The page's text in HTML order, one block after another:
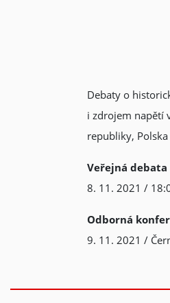
Debaty o
i zdrojem napětí
republiky,
Veřejná debata
8. 11. 2021 /
Odborná
9. 11. 2021 /